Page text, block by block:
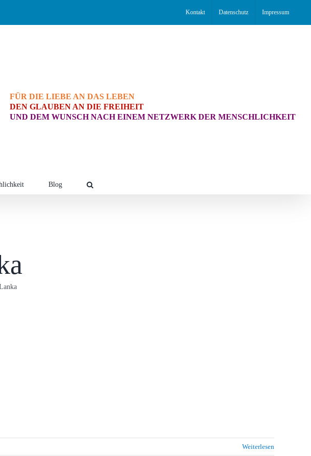
Kontakt Datenschutz Impressum
FÜR DIE LIEBE AN DAS LEBEN
DEN GLAUBEN AN DIE FREIHEIT
UND DEM WUNSCH NACH EINEM NETZWERK DER MENSCHLICHKEIT
Blog
Weiterlesen